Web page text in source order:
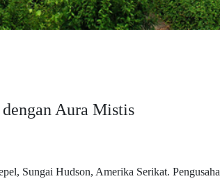
Aura Mistis
Sungai Hudson, Amerika Serikat. Pengusaha